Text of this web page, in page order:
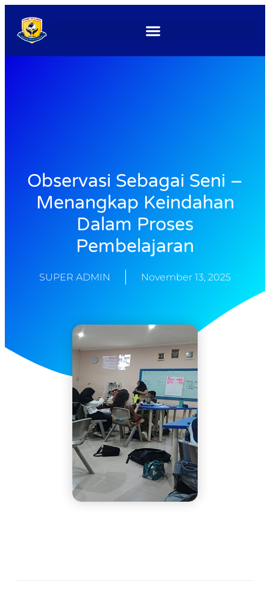
Observasi Sebagai Seni –
Menangkap Keindahan
Dalam Proses
Pembelajaran
SUPER ADMIN November 13, 2025